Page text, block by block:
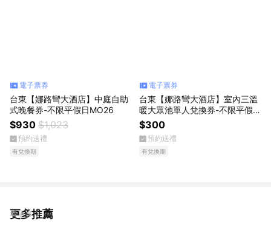
電子票券
台東【娜路彎大酒店】中庭自助
式晚餐券-不限平假日MO26
$930 $1,023
預約送禮
有兌換期
電子票券
台東【娜路彎大酒店】室內三溫
暖大眾池單人兌換券-不限平假日
MO26
$300
預約送禮
有兌換期
更多推薦
看更多